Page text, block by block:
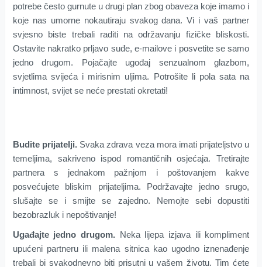
potrebe često gurnute u drugi plan zbog obaveza koje imamo i
koje nas umorne nokautiraju svakog dana. Vi i vaš partner
svjesno biste trebali raditi na održavanju fizičke bliskosti.
Ostavite nakratko prljavo suđe, e-mailove i posvetite se samo
jedno drugom. Pojačajte ugođaj senzualnom glazbom,
svjetlima svijeća i mirisnim uljima. Potrošite li pola sata na
intimnost, svijet se neće prestati okretati!
Budite prijatelji. Svaka zdrava veza mora imati prijateljstvo u
temeljima, sakriveno ispod romantičnih osjećaja. Tretirajte
partnera s jednakom pažnjom i poštovanjem kakve
posvećujete bliskim prijateljima. Podržavajte jedno srugo,
slušajte se i smijte se zajedno. Nemojte sebi dopustiti
bezobrazluk i nepoštivanje!
Ugađajte jedno drugom. Neka lijepa izjava ili kompliment
upućeni partneru ili malena sitnica kao ugodno iznenađenje
trebali bi svakodnevno biti prisutni u vašem životu. Tim ćete